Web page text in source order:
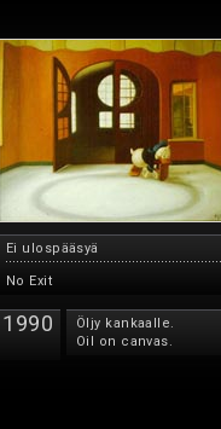
Ei ulospääsyä
No Exit
1990
Öljy kankaalle.
Oil on canvas.